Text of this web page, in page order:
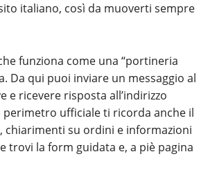
italiano, così da muoverti sempre
funziona come una “portineria
Da qui puoi inviare un messaggio al
ricevere risposta all’indirizzo
ufficiale ti ricorda anche il
chiarimenti su ordini e informazioni
trovi la form guidata e, a piè pagina